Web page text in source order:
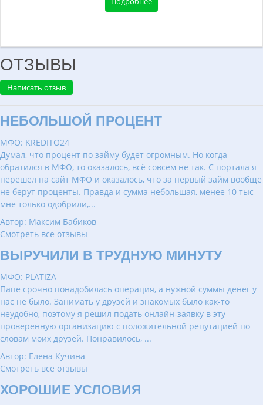
ОТЗЫВЫ
Написать отзыв
НЕБОЛЬШОЙ ПРОЦЕНТ
МФО: KREDITO24
Думал, что процент по займу будет огромным. Но когда
обратился в МФО, то оказалось, всё совсем не так. С портала я
перешёл на сайт МФО и оказалось, что за первый займ вообще
не берут проценты. Правда и сумма небольшая, менее 10 тыс
мне только одобрили,...
Автор: Максим Бабиков
Смотреть все отзывы
ВЫРУЧИЛИ В ТРУДНУЮ МИНУТУ
МФО: PLATIZA
Папе срочно понадобилась операция, а нужной суммы денег у
нас не было. Занимать у друзей и знакомых было как-то
неудобно, поэтому я решил подать онлайн-заявку в эту
проверенную организацию с положительной репутацией по
словам моих друзей. Понравилось, ...
Автор: Елена Кучина
Смотреть все отзывы
ХОРОШИЕ УСЛОВИЯ